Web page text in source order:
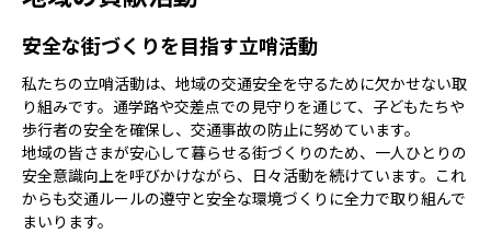
安全な街づくりを目指す立哨活動
私たちの立哨活動は、地域の交通安全を守るために欠かせない取
り組みです。通学路や交差点での見守りを通じて、子どもたちや
歩行者の安全を確保し、交通事故の防止に努めています。
地域の皆さまが安心して暮らせる街づくりのため、一人ひとりの
安全意識向上を呼びかけながら、日々活動を続けています。これ
からも交通ルールの遵守と安全な環境づくりに全力で取り組んで
まいります。